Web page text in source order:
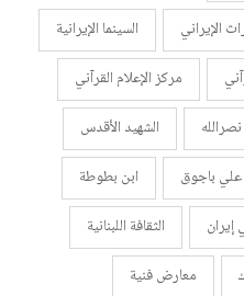
الإيراني
السينما الإيرانية
مركز الإعلام القرآني
الشهيد الأقدس
علي باجوق
ابن بطوطة
إيران
الثقافة اللبنانية
معارض فنية